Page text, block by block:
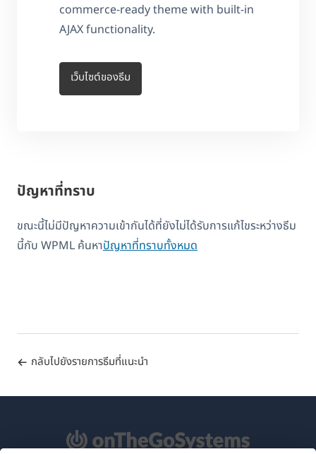
commerce-ready theme with built-in
AJAX functionality.
เว็บไซต์ของธีม
ปัญหาที่ทราบ
ขณะนี้ไม่มีปัญหาความเข้ากันได้ที่ยังไม่ได้รับการแก้ไขระหว่างธีม
นี้กับ WPML ค้นหาปัญหาที่ทราบทั้งหมด
กลับไปยังรายการธีมที่แนะนำ